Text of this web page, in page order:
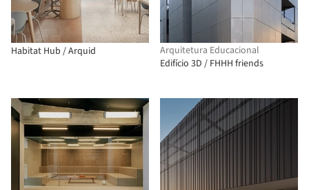
Habitat Hub / Arquid
Arquitetura Educacional
Edifício 3D / FHHH friends